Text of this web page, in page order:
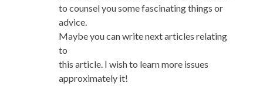
to counsel you some fascinating things or
advice.
Maybe you can write next articles relating
to
this article. I wish to learn more issues
approximately it!